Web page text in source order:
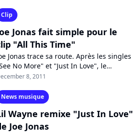
Clip
Jonas fait simple pour le
"All This Time"
Jonas trace sa route. Après les singles
No More" et "Just In Love", le
dévoile un nouvel extrait de son
8, 2011
News musique
Wayne remixe "Just In Love"
Joe Jonas